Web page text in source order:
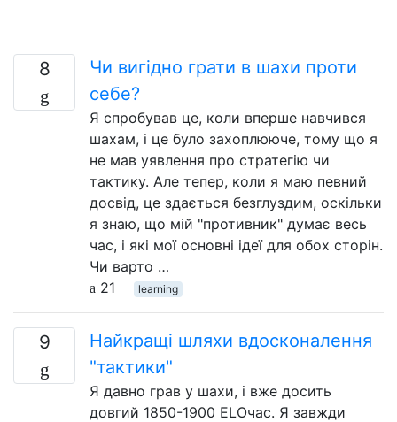
8
Чи вигідно грати в шахи проти
себе?
Я спробував це, коли вперше навчився
шахам, і це було захоплююче, тому що я
не мав уявлення про стратегію чи
тактику. Але тепер, коли я маю певний
досвід, це здається безглуздим, оскільки
я знаю, що мій "противник" думає весь
час, і які мої основні ідеї для обох сторін.
Чи варто …
21
learning
9
Найкращі шляхи вдосконалення
"тактики"
Я давно грав у шахи, і вже досить
довгий 1850-1900 ELOчас. Я завжди